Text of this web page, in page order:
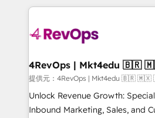
requirement). ✔️Helped over
far with our HubSpot solutions.
on-
experience for your team and
4RevOps
提供元：4RevOps | Mkt4edu 🇧🇷
Unlock Revenue Growth:
Inbound Marketing, Sales, and